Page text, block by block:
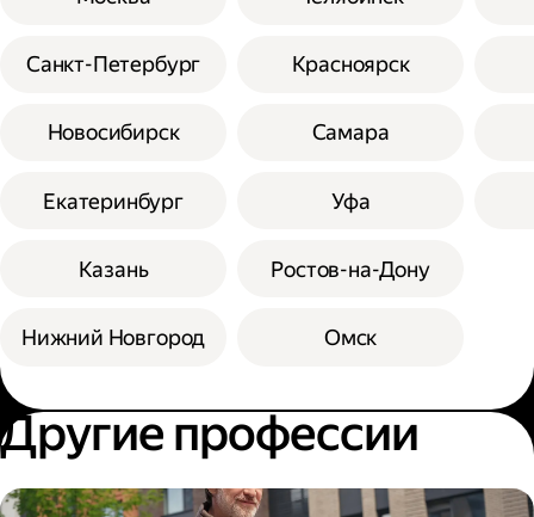
Санкт-Петербург
Новосибирск
Екатеринбург
Казань
Нижний Новгород
Красноярск
Самара
Уфа
Ростов-на-Дону
Омск
Другие профессии